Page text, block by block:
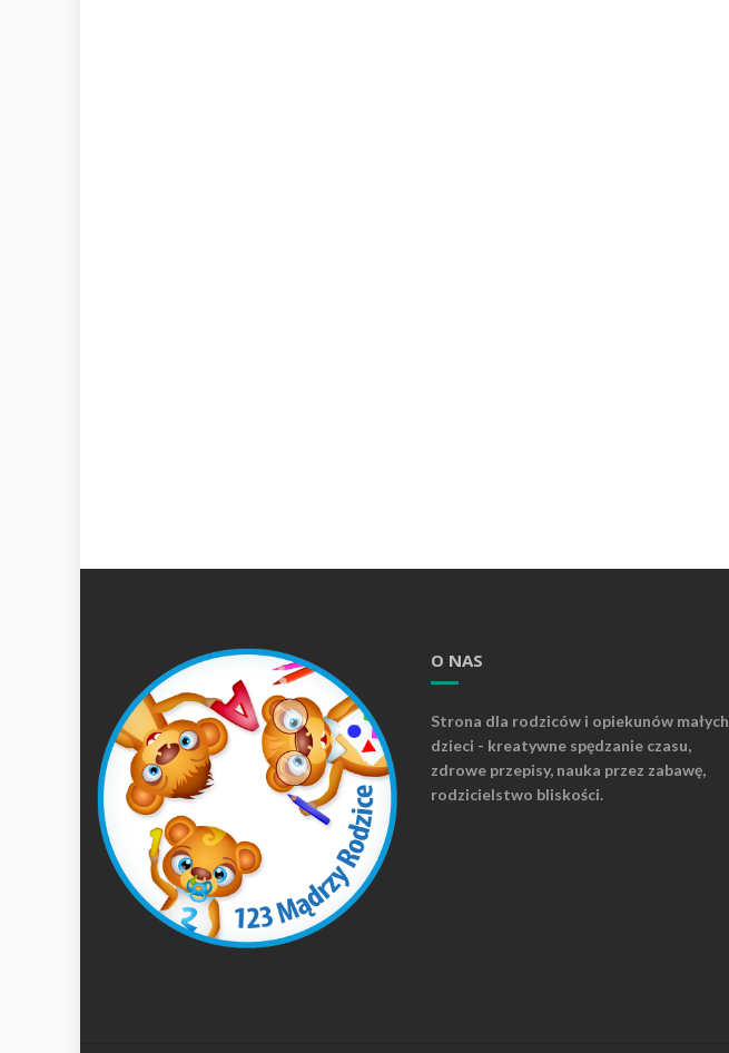
O NAS
Strona dla rodziców i opiekunów małych
dzieci - kreatywne spędzanie czasu,
zdrowe przepisy, nauka przez zabawę,
rodzicielstwo bliskości.